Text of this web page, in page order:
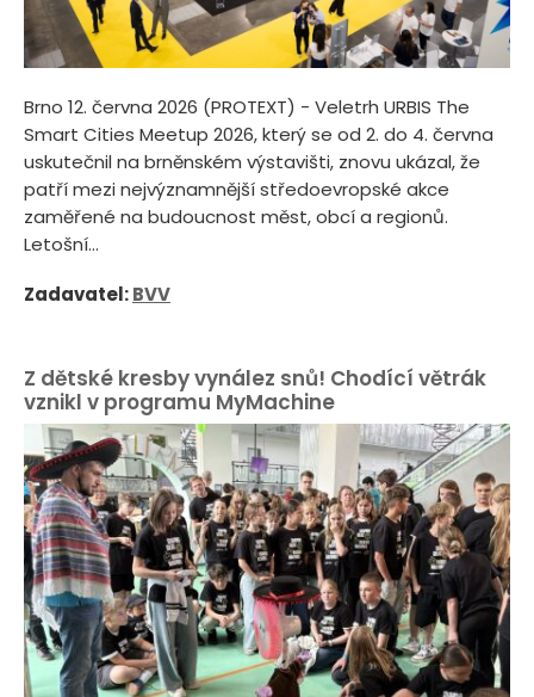
Brno 12. června 2026 (PROTEXT) - Veletrh URBIS The
Smart Cities Meetup 2026, který se od 2. do 4. června
uskutečnil na brněnském výstavišti, znovu ukázal, že
patří mezi nejvýznamnější středoevropské akce
zaměřené na budoucnost měst, obcí a regionů.
Letošní...
Zadavatel:BVV
Z dětské kresby vynález snů! Chodící větrák
vznikl v programu MyMachine